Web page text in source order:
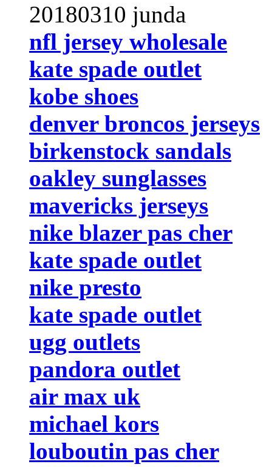
20180310 junda
nfl jersey wholesale
kate spade outlet
kobe shoes
denver broncos jerseys
birkenstock sandals
oakley sunglasses
mavericks jerseys
nike blazer pas cher
kate spade outlet
nike presto
kate spade outlet
ugg outlets
pandora outlet
air max uk
michael kors
louboutin pas cher